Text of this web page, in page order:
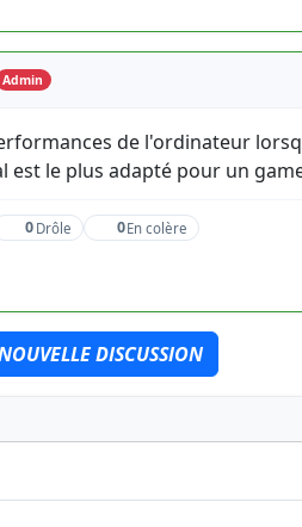
Admin
de l'ordinateur
est le plus adapté pour un
0 Drôle 0En colère
DISCUSSION